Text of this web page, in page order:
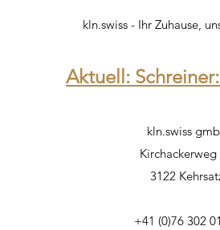
kln.swiss - Ihr Zuhause,
Aktuell:
kln.swiss
Kirchackerweg
3122
+41 (0)76 302